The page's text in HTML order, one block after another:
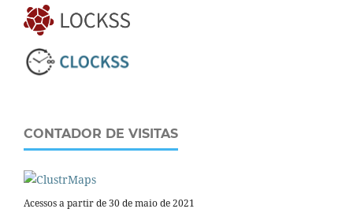
CONTADOR DE VISITAS
Acessos a partir de 30 de maio de 2021